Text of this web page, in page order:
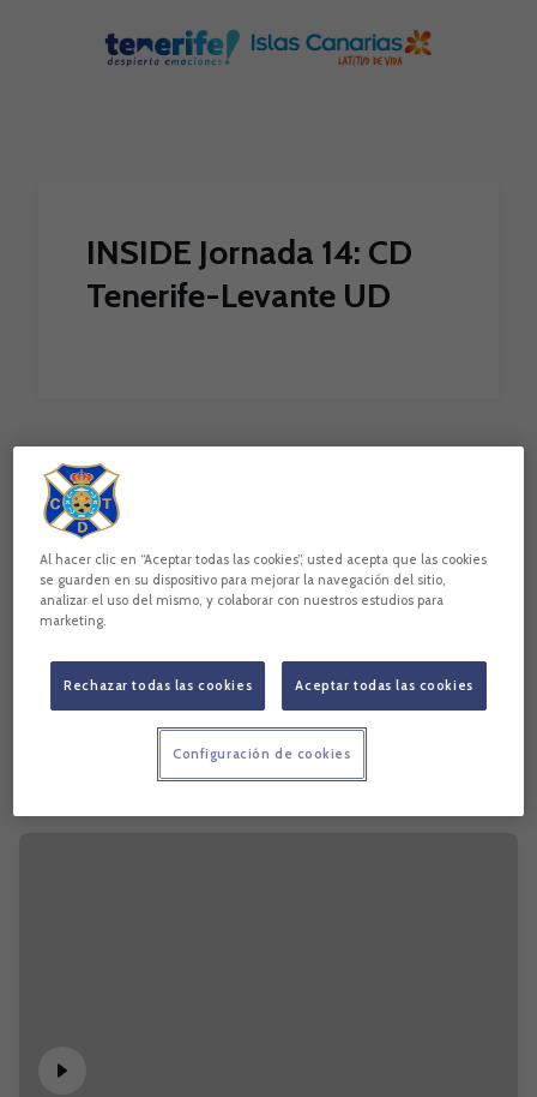
INSIDE Jornada 14: CD
Tenerife-Levante UD
Al hacer clic en “Aceptar todas las cookies”, usted acepta que las cookies
se guarden en su dispositivo para mejorar la navegación del sitio,
analizar el uso del mismo, y colaborar con nuestros estudios para
marketing.
Rechazar todas las cookies Aceptar todas las cookies
Configuración de cookies